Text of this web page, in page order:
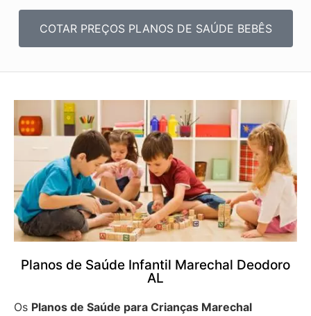
COTAR PREÇOS PLANOS DE SAÚDE BEBÊS
Planos de Saúde Infantil Marechal Deodoro
AL
Os Planos de Saúde para Crianças Marechal